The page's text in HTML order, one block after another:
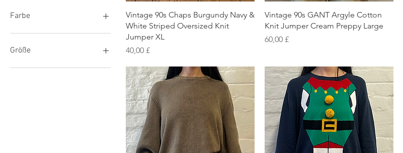
25 £
Farbe
Größe
L
Schnellansicht
Vintage 90s Chaps Burgundy Navy &
White Striped Oversized Knit
Jumper XL
Preis
40,00 £
Schnellansicht
Vintage 90s GANT Argyle Cotton
Knit Jumper Cream Preppy Large
Preis
60,00 £